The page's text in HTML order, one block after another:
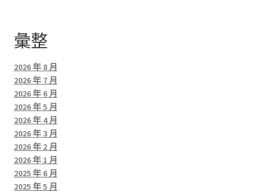
彙整
2026 年 8 月
2026 年 7 月
2026 年 6 月
2026 年 5 月
2026 年 4 月
2026 年 3 月
2026 年 2 月
2026 年 1 月
2025 年 6 月
2025 年 5 月